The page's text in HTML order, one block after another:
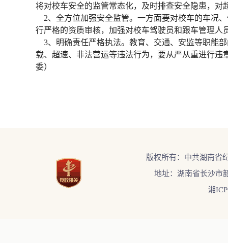
将对校车安全的监管常态化，及时排查安全隐患，
2、全方位加强安全监管。一方面要对校车的车况
行严格的资质审核，加强对校车驾驶员和跟车管理
3、明确责任严格执法。教育、交通、安监等职能
载、超速、非法营运等违法行为，要从严从重进行
委）
版权所有：中共湖南省
地址：湖南省长沙市
湘